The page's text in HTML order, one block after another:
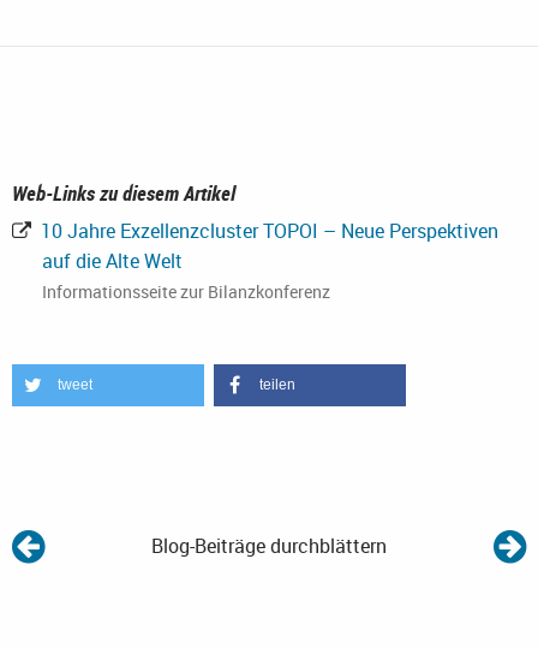
Web-Links zu diesem Artikel
10 Jahre Exzellenzcluster TOPOI – Neue Perspektiven
auf die Alte Welt
Informationsseite zur Bilanzkonferenz
tweet teilen
Blog-Beiträge durchblättern